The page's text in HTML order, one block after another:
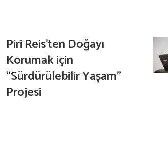
Piri Reis’ten Doğayı
Korumak için
“Sürdürülebilir Yaşam”
Projesi